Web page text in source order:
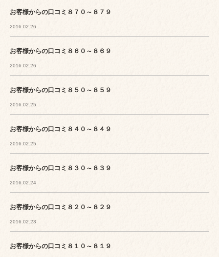
お客様からの口コミ８７０～８７９
2016.02.26
お客様からの口コミ８６０～８６９
2016.02.26
お客様からの口コミ８５０～８５９
2016.02.25
お客様からの口コミ８４０～８４９
2016.02.25
お客様からの口コミ８３０～８３９
2016.02.24
お客様からの口コミ８２０～８２９
2016.02.23
お客様からの口コミ８１０～８１９